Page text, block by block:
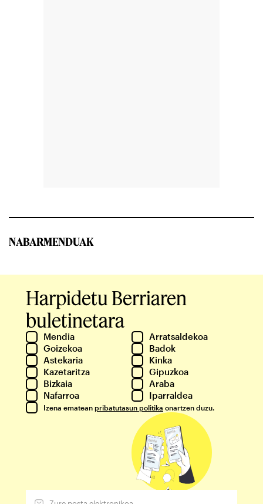
NABARMENDUAK
Harpidetu Berriaren
buletinetara
Mendia
Arratsaldekoa
Goizekoa
Badok
Astekaria
Kinka
Kazetaritza
Gipuzkoa
Bizkaia
Araba
Nafarroa
Iparraldea
Izena ematean pribatutasun politika onartzen duzu.